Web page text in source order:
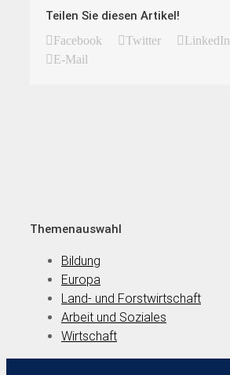
Teilen Sie diesen Artikel!
Facebook Twitter LinkedIn
E-Mail
Themenauswahl
Bildung
Europa
Land- und Forstwirtschaft
Arbeit und Soziales
Wirtschaft